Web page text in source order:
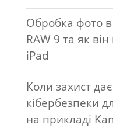
Обробка фото
RAW 9 та як
iPad
Коли захист
кібербезпеки
на прикладі